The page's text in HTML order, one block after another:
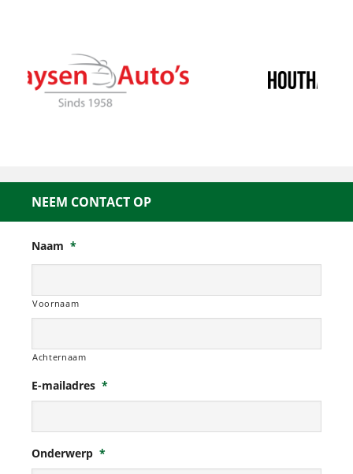
NEEM CONTACT OP
Naam *
Voornaam
Achternaam
E-mailadres *
Onderwerp *